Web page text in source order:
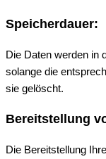
Speicherdauer:
Die Daten werden in
solange die
sie gelöscht.
Bereitstellung
Die Bereitstellung